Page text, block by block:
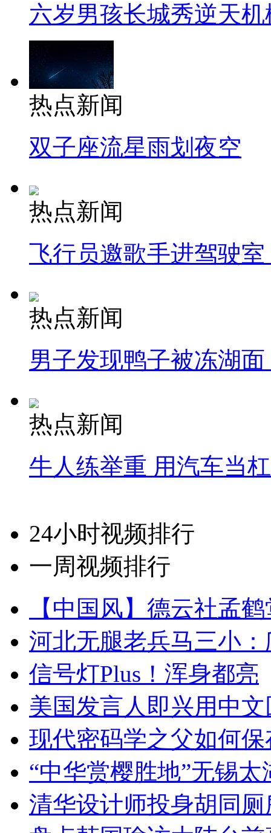
六岁男孩长城秀逆天机
热点新闻
双子座流星雨划夜空
热点新闻
飞行员邀歌手进驾驶
热点新闻
男子发现鸭子被冻湖
热点新闻
牛人练举重 用汽车当
24小时视频排行
一周视频排行
【中国风】德云社孟
河北无腿老兵马三小
信号灯Plus！浑身都亮
美国发言人即兴用中
现代密码学之父如何
“中华赏樱胜地”无锡
清华设计师投身胡同